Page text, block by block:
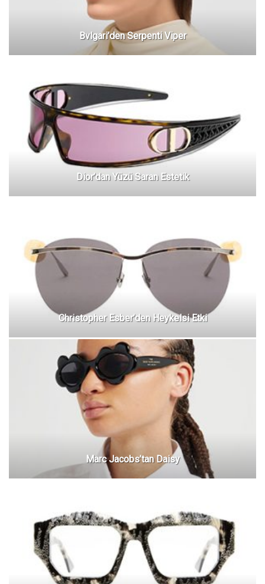
Bvlgari’den Serpenti Viper
Dior’dan Yüzü Saran Estetik
Christopher Esber’den Heykelsi Etki
Marc Jacobs’tan Daisy